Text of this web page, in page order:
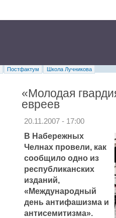
Постфактум
Школа Лучникова
«Молодая
евреев
20.11.2007 - 17:00
В Набережных
Челнах провели, как
сообщило одно из
республиканских
изданий,
«Международный
день антифашизма и
антисемитизма».